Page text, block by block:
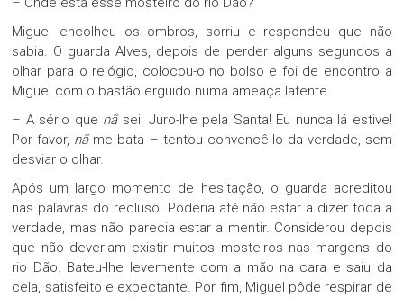
Miguel encolheu os ombros, sorriu e respondeu que não
sabia. O guarda Alves, depois de perder alguns segundos a
olhar para o relógio, colocou-o no bolso e foi de encontro a
Miguel com o bastão erguido numa ameaça latente.
– A sério que nã sei! Juro-lhe pela Santa! Eu nunca lá estive!
Por favor, nãme bata – tentou convencê-lo da verdade, sem
desviar o olhar.
Após um largo momento de hesitação, o guarda acreditou
nas palavras do recluso. Poderia até não estar a dizer toda a
verdade, mas não parecia estar a mentir. Considerou depois
que não deveriam existir muitos mosteiros nas margens do
rio Dão. Bateu-lhe levemente com a mão na cara e saiu da
cela, satisfeito e expectante. Por fim, Miguel pôde respirar de